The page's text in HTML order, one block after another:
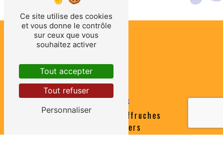
Adresse
31 Chemin des Effruches
85370 Nalliers
Ce site utilise des cookies
et vous donne le contrôle
sur ceux que vous
souhaitez activer
Tout accepter
Tout refuser
Personnaliser